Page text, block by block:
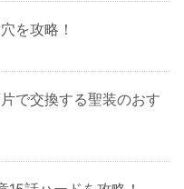
を攻略！
で交換する聖装のおす